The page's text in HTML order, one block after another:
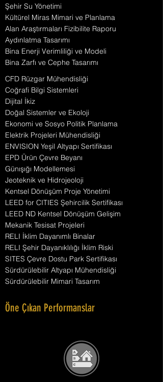
Şehir Su Yönetimi
Kültürel Miras Mimari ve Planlama
Alan Araştırmaları Fizibilite Raporu
Aydınlatma Tasarımı
Bina Enerji Verimliliği ve Modeli
Bina Zarfı ve Cephe Tasarımı
CFD Rüzgar Mühendisliği
Coğrafi Bilgi Sistemleri
Dijital İkiz
Doğal Sistemler ve Ekoloji
Ekonomi ve Sosyo Politik Planlama
Elektrik Projeleri Mühendisliği
ENVISION Yeşil Altyapı Sertifikası
EPD Ürün Çevre Beyanı
Günışığı Modellemesi
Jeoteknik ve Hidrojeoloji
Kentsel Dönüşüm Proje Yönetimi
LEED for CITIES Şehircilik Sertifikası
LEED ND Kentsel Dönüşüm Gelişim
Mekanik Tesisat Projeleri
RELI İklim Dayanımlı Binalar
RELI Şehir Dayanıklılığı İklim Riski
SITES Çevre Dostu Park Sertifikası
Sürdürülebilir Altyapı Mühendisliği
Sürdürülebilir Mimari Tasarım
Öne Çıkan Performanslar